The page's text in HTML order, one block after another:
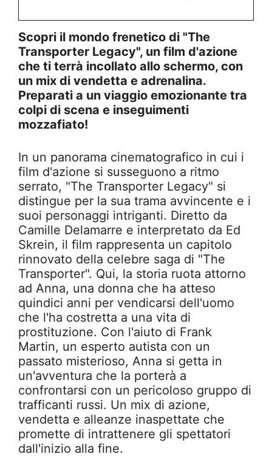
Scopri il mondo frenetico di "The
Transporter Legacy", un film d'azione
che ti terrà incollato allo schermo, con
un mix di vendetta e adrenalina.
Preparati a un viaggio emozionante tra
colpi di scena e inseguimenti
mozzafiato!
In un panorama cinematografico in cui i
film d'azione si susseguono a ritmo
serrato, "The Transporter Legacy" si
distingue per la sua trama avvincente e i
suoi personaggi intriganti. Diretto da
Camille Delamarre e interpretato da Ed
Skrein, il film rappresenta un capitolo
rinnovato della celebre saga di "The
Transporter". Qui, la storia ruota attorno
ad Anna, una donna che ha atteso
quindici anni per vendicarsi dell'uomo
che l'ha costretta a una vita di
prostituzione. Con l'aiuto di Frank
Martin, un esperto autista con un
passato misterioso, Anna si getta in
un'avventura che la porterà a
confrontarsi con un pericoloso gruppo di
trafficanti russi. Un mix di azione,
vendetta e alleanze inaspettate che
promette di intrattenere gli spettatori
dall'inizio alla fine.